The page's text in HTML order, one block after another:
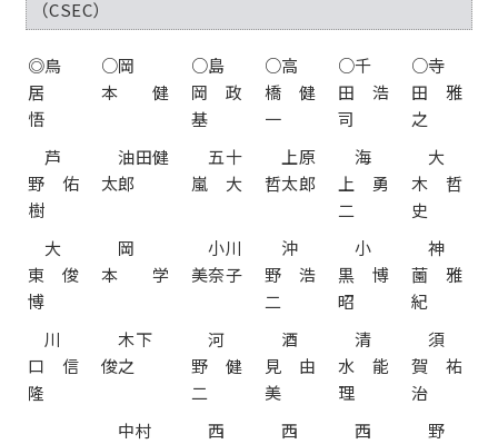
（CSEC）
◎鳥
居
悟
○岡
本 健
○島
岡 政
基
○高
橋 健
一
○千
田 浩
司
○寺
田 雅
之
芦
野 佑
樹
油田健
太郎
五十
嵐 大
上原
哲太郎
海
上 勇
二
大
木 哲
史
大
東 俊
博
岡
本 学
小川
美奈子
沖
野 浩
二
小
黒 博
昭
神
薗 雅
紀
川
口 信
隆
木下
俊之
河
野 健
二
酒
見 由
美
清
水 能
理
須
賀 祐
治
中村
西
西
西
野